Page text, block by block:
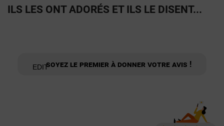
ILS LES ONT ADORÉS ET ILS LE DISENT...
Soyez le premier à donner votre avis !